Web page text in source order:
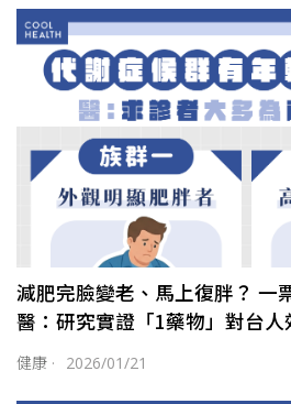
減肥完臉變老、馬上復胖？ 一
醫：研究實證「1藥物」對台人
健康 · 2026/01/21